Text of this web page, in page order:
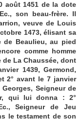
août 1451 de la dote
son beau-frère. Il
veuve de Louis
1473, élisant sa
de Beaulieu, au pied
comme homme
de La Chaussée, dont
1439, Germond,
2° avant le 7 janvier
Seigneur de
qui lui donna : 2°
Seigneur de Jeu
le testament de son